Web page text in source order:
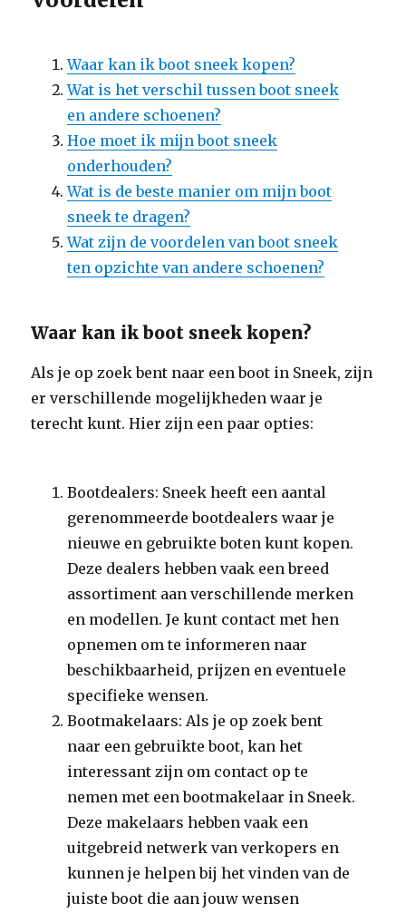
Waar kan ik boot sneek kopen?
Wat is het verschil tussen boot sneek
en andere schoenen?
Hoe moet ik mijn boot sneek
onderhouden?
Wat is de beste manier om mijn boot
sneek te dragen?
Wat zijn de voordelen van boot sneek
ten opzichte van andere schoenen?
Waar kan ik boot sneek kopen?
Als je op zoek bent naar een boot in Sneek, zijn
er verschillende mogelijkheden waar je
terecht kunt. Hier zijn een paar opties:
Bootdealers: Sneek heeft een aantal
gerenommeerde bootdealers waar je
nieuwe en gebruikte boten kunt kopen.
Deze dealers hebben vaak een breed
assortiment aan verschillende merken
en modellen. Je kunt contact met hen
opnemen om te informeren naar
beschikbaarheid, prijzen en eventuele
specifieke wensen.
Bootmakelaars: Als je op zoek bent
naar een gebruikte boot, kan het
interessant zijn om contact op te
nemen met een bootmakelaar in Sneek.
Deze makelaars hebben vaak een
uitgebreid netwerk van verkopers en
kunnen je helpen bij het vinden van de
juiste boot die aan jouw wensen